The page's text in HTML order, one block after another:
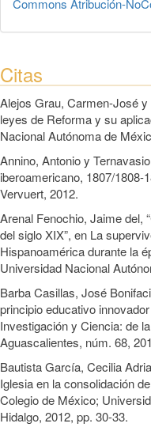
Commons Atribución-
Citas
Alejos Grau, Carmen-José
leyes de Reforma y su
Nacional Autónoma de
Annino, Antonio y
iberoamericano, 1807/1808-
Vervuert, 2012.
Arenal Fenochio, Jaime del,
del siglo XIX”, en La
Hispanoamérica durante la
Universidad Nacional
Barba Casillas, José
principio educativo
Investigación y Ciencia: de
Aguascalientes, núm. 68,
Bautista García, Cecilia
Iglesia en la consolidación
Colegio de México;
Hidalgo, 2012, pp. 30-33.